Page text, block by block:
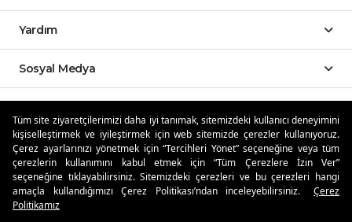
Tüm site ziyaretçilerimizi daha iyi tanımak, sitemizdeki kullanıcı deneyimini
kişiselleştirmek ve iyileştirmek için web sitemizde çerezler kullanıyoruz.
Çerez ayarlarınızı yönetmek için “Tercihleri Yönet” seçeneğine veya tüm
çerezlerin kullanımını kabul etmek için “Tüm Çerezlere İzin Ver”
seçeneğine tıklayabilirsiniz. Sitemizdeki çerezleri ve bu çerezleri hangi
amaçla kullandığımızı Çerez Politikası’ndan inceleyebilirsiniz.
Çerez
Politikamız
Yardım
Sosyal Medya
Özdilekteyim'de Taksit Avantajları
Güvenli Alışveriş